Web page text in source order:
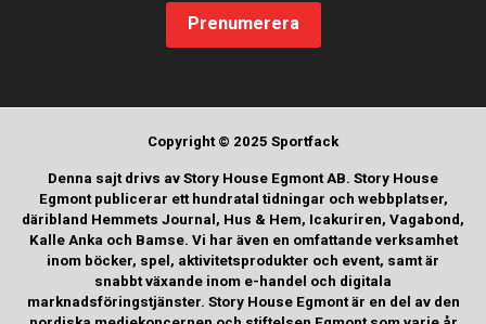
Prenumerera
Copyright © 2025 Sportfack
Denna sajt drivs av Story House Egmont AB. Story House
Egmont publicerar ett hundratal tidningar och webbplatser,
däribland Hemmets Journal, Hus & Hem, Icakuriren, Vagabond,
Kalle Anka och Bamse. Vi har även en omfattande verksamhet
inom böcker, spel, aktivitetsprodukter och event, samt är
snabbt växande inom e-handel och digitala
marknadsföringstjänster. Story House Egmont är en del av den